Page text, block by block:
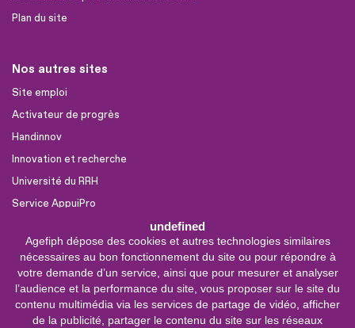
undefined
Agefiph dépose des cookies et autres technologies similaires
nécessaires au bon fonctionnement du site ou pour répondre à
votre demande d’un service, ainsi que pour mesurer et analyser
l’audience et la performance du site, vous proposer sur le site du
contenu multimédia via les services de partage de vidéo, afficher
de la publicité, partager le contenu du site sur les réseaux
Plan du site
Nos autres sites
Site emploi
Activateur de progrès
Handinnov
Innovation et recherche
Université du RRH
Service AppuiPro
Nous suivre
Youtube
Linkedin
Facebook